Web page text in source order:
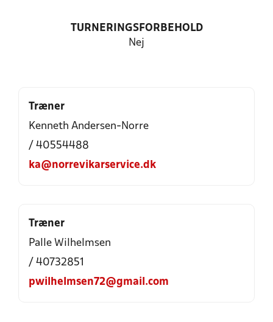
TURNERINGSFORBEHOLD
Nej
Træner
Kenneth Andersen-Norre
/ 40554488
ka@norrevikarservice.dk
Træner
Palle Wilhelmsen
/ 40732851
pwilhelmsen72@gmail.com